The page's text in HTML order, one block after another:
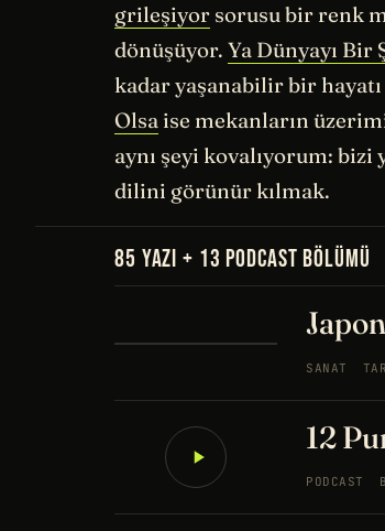
grileşiyor sorusu bir renk
dönüşüyor. Ya Dünyayı Bir
kadar yaşanabilir bir
Olsa ise mekanların
aynı şeyi kovalıyorum: bizi
dilini görünür kılmak.
85 YAZI + 13 PODCAST BÖLÜMÜ
SANAT
12
PODCAST